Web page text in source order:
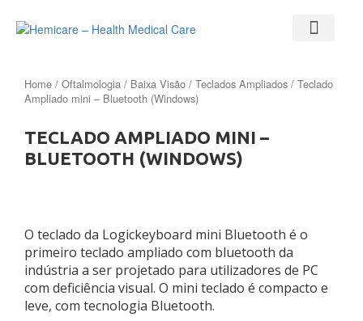
Home / Oftalmologia / Baixa Visão / Teclados Ampliados / Teclado
Ampliado mini – Bluetooth (Windows)
TECLADO AMPLIADO MINI –
BLUETOOTH (WINDOWS)
O teclado da Logickeyboard mini Bluetooth é o
primeiro teclado ampliado com bluetooth da
indústria a ser projetado para utilizadores de PC
com deficiência visual. O mini teclado é compacto e
leve, com tecnologia Bluetooth.